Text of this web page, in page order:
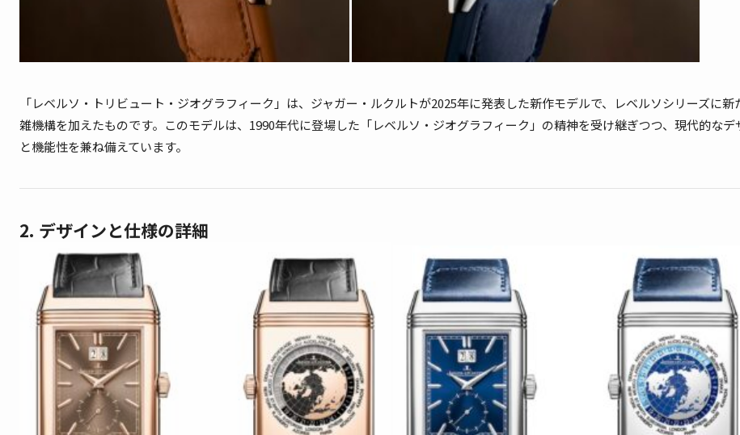
「レベルソ・トリビュート・ジオグラフィーク」は、ジャガー・ルクルトが2025年に発表した新作モデルで、レベルソシリーズに新
雑機構を加えたものです。このモデルは、1990年代に登場した「レベルソ・ジオグラフィーク」の精神を受け継ぎつつ、現代的なデ
と機能性を兼ね備えています。​
2. デザインと仕様の詳細